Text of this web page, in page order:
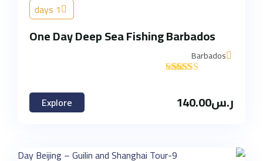
1 days
One Day Deep Sea Fishing Barbados
Barbados
'
ر.س140.00
Explore